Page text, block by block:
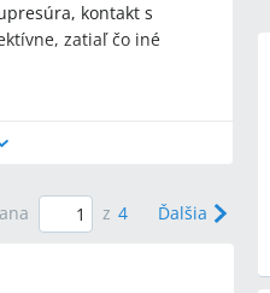
kontakt s
zatiaľ čo iné
(HP), HSG,
príčiny neúspešného
z 4 Ďalšia